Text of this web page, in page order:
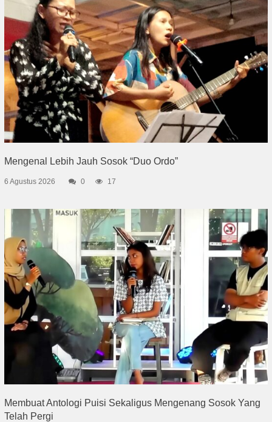
Mengenal Lebih Jauh Sosok “Duo Ordo”
6 Agustus 2026 0 17
Membuat Antologi Puisi Sekaligus Mengenang Sosok Yang
Telah Pergi